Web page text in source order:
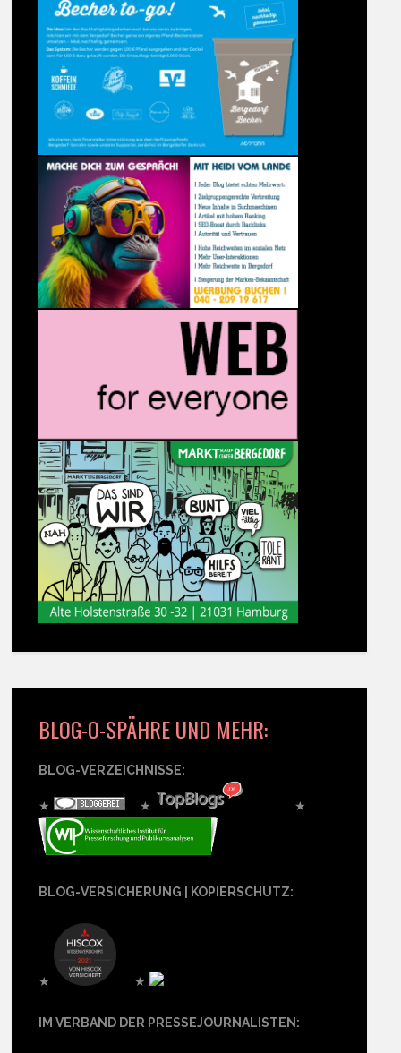
BLOG-O-SPÄHRE UND MEHR:
BLOG-VERZEICHNISSE:
★ ★ ★
BLOG-VERSICHERUNG | KOPIERSCHUTZ:
★ ★
IM VERBAND DER PRESSEJOURNALISTEN: